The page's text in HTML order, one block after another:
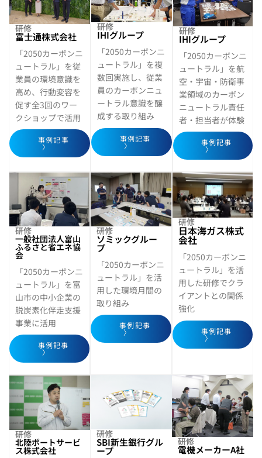
研修
富士通株式会社
「2050カーボンニ
ュートラル」を従
業員の環境意識を
高め、行動変容を
促す全3回のワー
クショップで活用
事例記事
〉
研修
IHIグループ
「2050カーボンニ
ュートラル」を複
数回実施し、従業
員のカーボンニュ
ートラル意識を醸
成する取り組み
事例記事
〉
研修
IHIグループ
「2050カーボンニ
ュートラル」を航
空・宇宙・防衛事
業領域のカーボン
ニュートラル責任
者・担当者が体験
事例記事
〉
研修
一般社団法人富山
ふるさと省エネ協
会
「2050カーボンニ
ュートラル」を富
山市の中小企業の
脱炭素化伴走支援
事業に活用
事例記事
〉
研修
ソミックグルー
プ
「2050カーボンニ
ュートラル」を活
用した環境月間の
取り組み
事例記事
〉
研修
日本海ガス株式
会社
「2050カーボンニ
ュートラル」を活
用した研修でクラ
イアントとの関係
強化
事例記事
〉
研修
北陸ポートサービ
ス株式会社
研修
SBI新生銀行グル
ープ
研修
電機メーカーA社